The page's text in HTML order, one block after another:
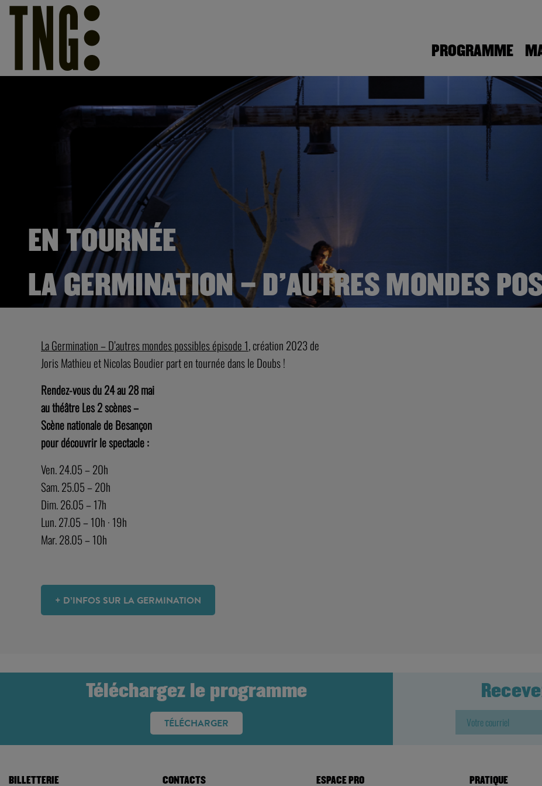
PROGRAMME
EN TOURNÉE
LA GERMINATION – D’AUTRES MONDES
La Germination – D’autres mondes possibles épisode 1, création 2023 de
Joris Mathieu et Nicolas Boudier part en tournée dans le Doubs !
Rendez-vous du 24 au 28 mai
au théâtre Les 2 scènes –
Scène nationale de Besançon
pour découvrir le spectacle :
Ven. 24.05 – 20h
Sam. 25.05 – 20h
Dim. 26.05 – 17h
Lun. 27.05 – 10h · 19h
Mar. 28.05 – 10h
+ D’INFOS SUR LA GERMINATION
Téléchargez le programme
TÉLÉCHARGER
BILLETTERIE CONTACTS ESPACE PRO PRATIQUE